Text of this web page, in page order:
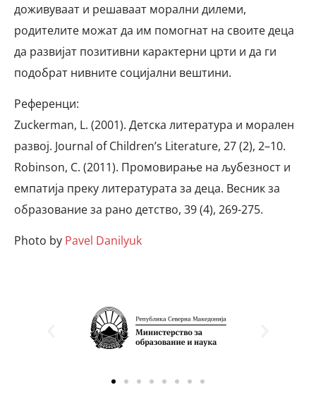
доживуваат и решаваат морални дилеми,
родителите можат да им помогнат на своите деца
да развијат позитивни карактерни црти и да ги
подобрат нивните социјални вештини.
Референци:
Zuckerman, L. (2001). Детска литература и морален
развој. Journal of Children’s Literature, 27 (2), 2–10.
Robinson, C. (2011). Промовирање на љубезност и
емпатија преку литературата за деца. Весник за
образование за рано детство, 39 (4), 269-275.
Photo by Pavel Danilyuk